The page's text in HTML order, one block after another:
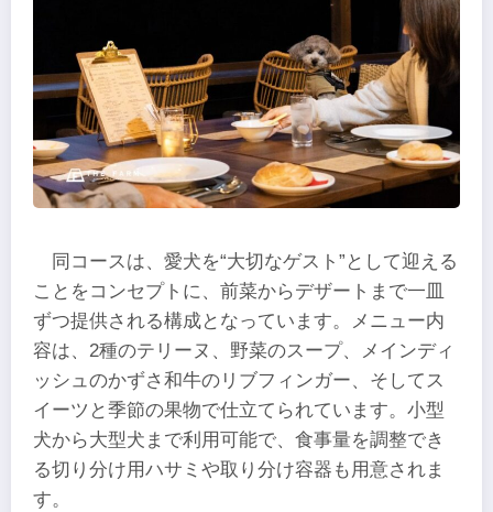
同コースは、愛犬を“大切なゲスト”として迎える
ことをコンセプトに、前菜からデザートまで一皿
ずつ提供される構成となっています。メニュー内
容は、2種のテリーヌ、野菜のスープ、メインディ
ッシュのかずさ和牛のリブフィンガー、そしてス
イーツと季節の果物で仕立てられています。小型
犬から大型犬まで利用可能で、食事量を調整でき
る切り分け用ハサミや取り分け容器も用意されま
す。